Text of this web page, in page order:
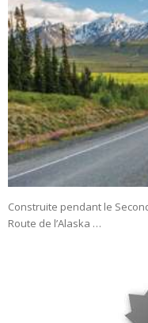
Construite pendant le
Route de l’Alaska …